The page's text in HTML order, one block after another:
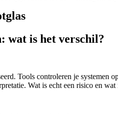
wat is het verschil?
Tools controleren je
Wat is echt een risico en wat